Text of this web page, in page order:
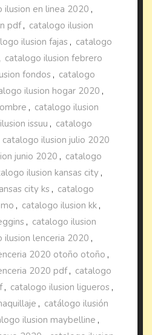
ilusion en linea 2020 ,
pdf, catalogo ilusion
ilusion fajas , catalogo
catalogo ilusion febrero
fondos , catalogo
ilusion hogar 2020 ,
, catalogo ilusion
issuu , catalogo
catalogo ilusion julio 2020
junio 2020 , catalogo
ilusion kansas city,
city ks , catalogo
, catalogo ilusion kk ,
, catalogo ilusion
ilusion lenceria 2020 ,
2020 otoño otoño ,
2020 pdf, catalogo
, catalogo ilusion ligueros ,
, catálogo ilusión
ilusion maybelline ,